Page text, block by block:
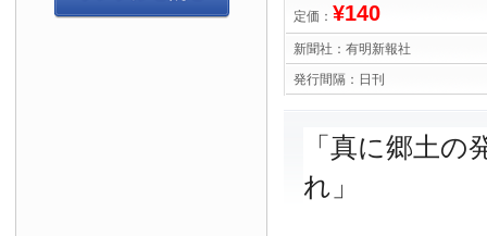
定価： ¥140
新聞社： 有明新報社
発行間隔： 日刊
「真に郷土の
れ」